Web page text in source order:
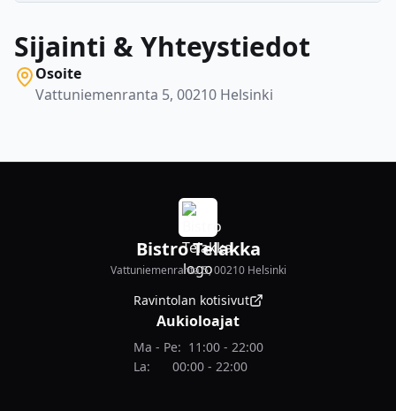
Sijainti & Yhteystiedot
Osoite
Vattuniemenranta 5, 00210 Helsinki
Bistro Telakka
Vattuniemenranta 5, 00210 Helsinki
Ravintolan kotisivut
Aukioloajat
Ma - Pe: 11:00 - 22:00
La: 00:00 - 22:00